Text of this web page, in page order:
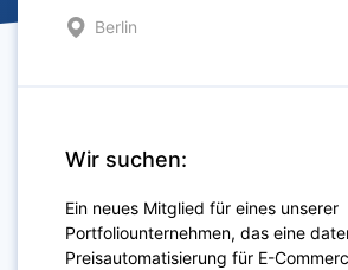
Berlin
Wir suchen:
Ein neues Mitglied für eines unserer
Portfoliounternehmen, das eine
Preisautomatisierung für E-